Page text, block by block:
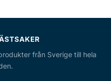
från Sverige till hela